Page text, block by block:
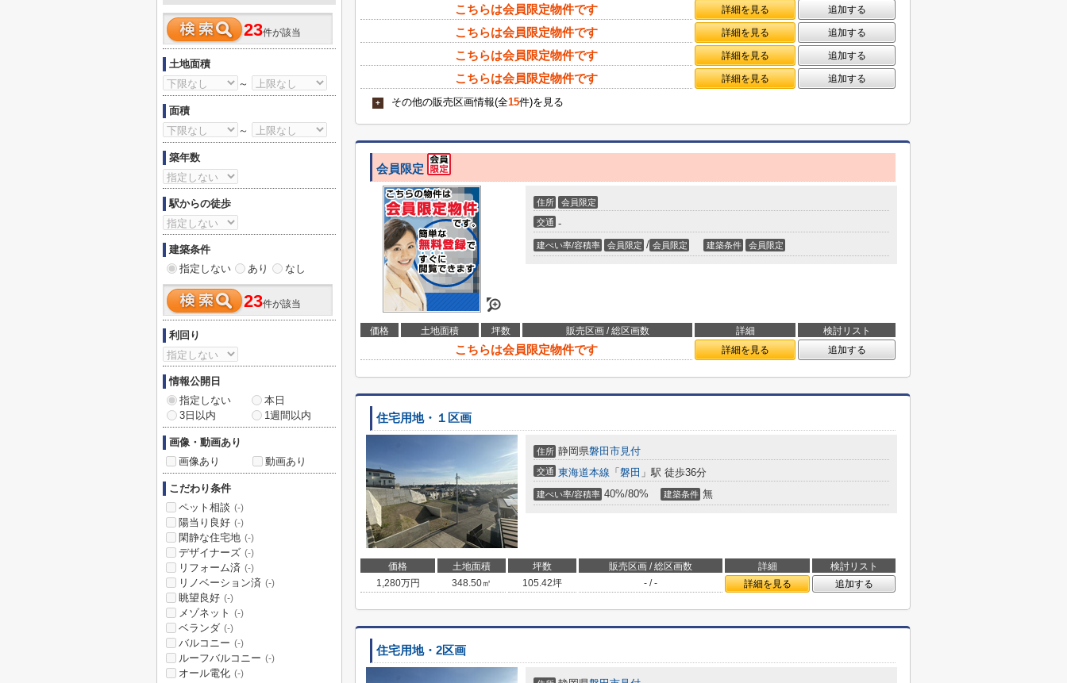
こちらは会員限定物件です 詳細を見る 追加する
こちらは会員限定物件です 詳細を見る 追加する
こちらは会員限定物件です 詳細を見る 追加する
こちらは会員限定物件です 詳細を見る 追加する
+ その他の販売区画情報(全15件)を見る
会員限定
住所 会員限定
交通 -
建ぺい率/容積率 会員限定 / 会員限定 建築条件 会員限定
価格 土地面積 坪数 販売区画 / 総区画数 詳細 検討リスト
こちらは会員限定物件です 詳細を見る 追加する
住宅用地・１区画
住所 静岡県磐田市見付
交通 東海道本線 「 磐田 」駅 徒歩36分
建ぺい率/容積率 40%/80% 建築条件 無
価格 土地面積 坪数 販売区画 / 総区画数 詳細
検討リスト
1,280万円 348.50㎡ 105.42坪 - / - 詳細を見る 追加する
住宅用地・2区画
23件が該当
土地面積
～
面積
～
築年数
駅からの徒歩
建築条件
指定しない
あり なし
23件が該当
利回り
情報公開日
指定しない
本日
3日以内
1週間以内
画像・動画あり
画像あり
動画あり
こだわり条件
ペット相談 (-)
陽当り良好 (-)
閑静な住宅地 (-)
デザイナーズ (-)
リフォーム済 (-)
リノベーション済 (-)
眺望良好 (-)
メゾネット (-)
ベランダ (-)
バルコニー (-)
ルーフバルコニー (-)
オール電化 (-)